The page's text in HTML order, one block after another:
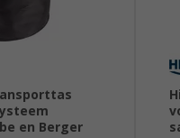
en Berger